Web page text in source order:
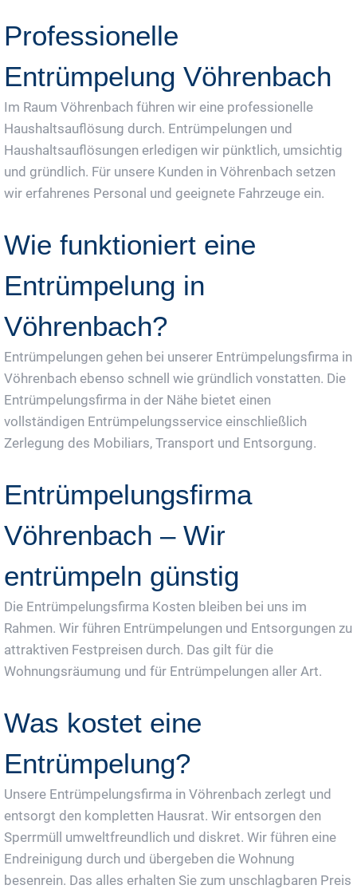
Professionelle
Entrümpelung Vöhrenbach
Im Raum Vöhrenbach führen wir eine professionelle
Haushaltsauflösung durch. Entrümpelungen und
Haushaltsauflösungen erledigen wir pünktlich, umsichtig
und gründlich. Für unsere Kunden in Vöhrenbach setzen
wir erfahrenes Personal und geeignete Fahrzeuge ein.
Wie funktioniert eine
Entrümpelung in
Vöhrenbach?
Entrümpelungen gehen bei unserer Entrümpelungsfirma in
Vöhrenbach ebenso schnell wie gründlich vonstatten. Die
Entrümpelungsfirma in der Nähe bietet einen
vollständigen Entrümpelungsservice einschließlich
Zerlegung des Mobiliars, Transport und Entsorgung.
Entrümpelungsfirma
Vöhrenbach – Wir
entrümpeln günstig
Die Entrümpelungsfirma Kosten bleiben bei uns im
Rahmen. Wir führen Entrümpelungen und Entsorgungen zu
attraktiven Festpreisen durch. Das gilt für die
Wohnungsräumung und für Entrümpelungen aller Art.
Was kostet eine
Entrümpelung?
Unsere Entrümpelungsfirma in Vöhrenbach zerlegt und
entsorgt den kompletten Hausrat. Wir entsorgen den
Sperrmüll umweltfreundlich und diskret. Wir führen eine
Endreinigung durch und übergeben die Wohnung
besenrein. Das alles erhalten Sie zum unschlagbaren Preis